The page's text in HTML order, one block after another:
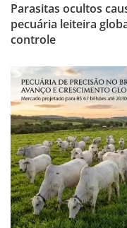
Parasitas ocultos
pecuária leiteira
controle